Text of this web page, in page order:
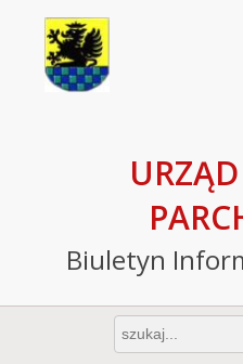
Biuletyn
Jesteś tutaj:
Raport
stanie
URZĄD